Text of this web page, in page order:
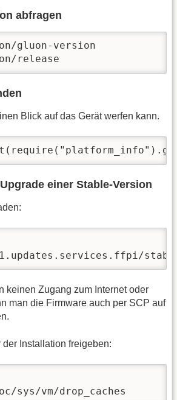
abfragen
gluon-version
release
Blick auf das Gerät werfen kann.
einer Stable-Version
keinen Zugang zum Internet oder
man die Firmware auch per SCP auf
Installation freigeben:
sys/vm/drop_caches